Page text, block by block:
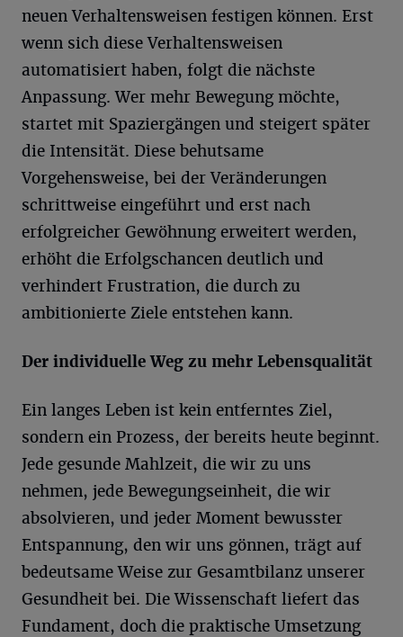
neuen Verhaltensweisen festigen können. Erst
wenn sich diese Verhaltensweisen
automatisiert haben, folgt die nächste
Anpassung. Wer mehr Bewegung möchte,
startet mit Spaziergängen und steigert später
die Intensität. Diese behutsame
Vorgehensweise, bei der Veränderungen
schrittweise eingeführt und erst nach
erfolgreicher Gewöhnung erweitert werden,
erhöht die Erfolgschancen deutlich und
verhindert Frustration, die durch zu
ambitionierte Ziele entstehen kann.
Der individuelle Weg zu mehr Lebensqualität
Ein langes Leben ist kein entferntes Ziel,
sondern ein Prozess, der bereits heute beginnt.
Jede gesunde Mahlzeit, die wir zu uns
nehmen, jede Bewegungseinheit, die wir
absolvieren, und jeder Moment bewusster
Entspannung, den wir uns gönnen, trägt auf
bedeutsame Weise zur Gesamtbilanz unserer
Gesundheit bei. Die Wissenschaft liefert das
Fundament, doch die praktische Umsetzung